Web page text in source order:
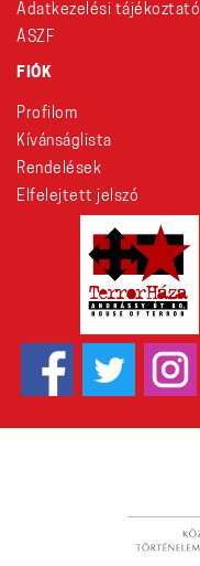
Adatkezelési tájékoztató
ÁSZF
FIÓK
Profilom
Kívánságlista
Rendelések
Elfelejtett jelszó